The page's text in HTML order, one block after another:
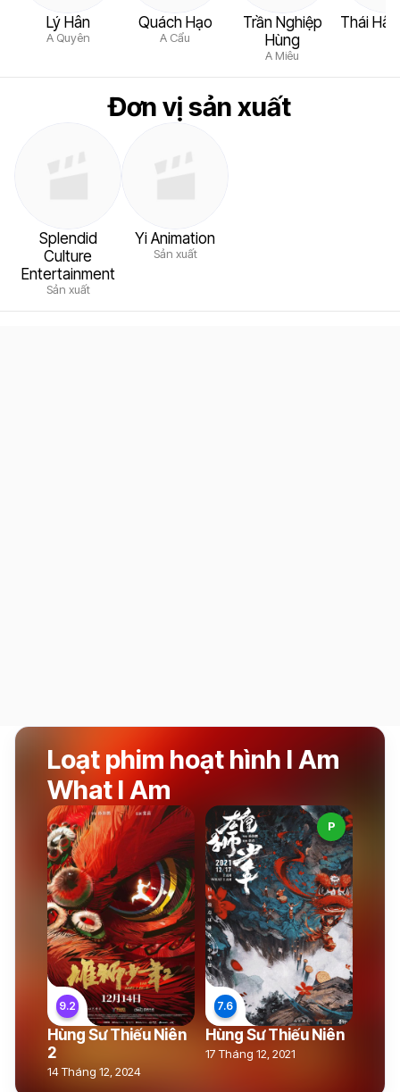
Lý Hân
A Quyên
Quách Hạo
A Cẩu
Trần Nghiệp
Hùng
A Miêu
Thái
Đơn vị sản xuất
Splendid
Culture
Entertainment
Sản xuất
Yi Animation
Sản xuất
Loạt phim hoạt hình I Am
What I Am
Hùng Sư Thiếu Niên
2
14 Tháng 12, 2024
P
Hùng Sư Thiếu Niên
17 Tháng 12, 2021